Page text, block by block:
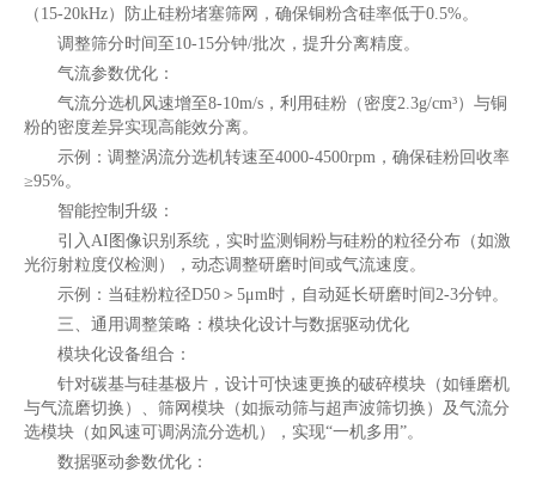
（15-20kHz）防止硅粉堵塞筛网，确保铜粉含硅率低于0.5%。
调整筛分时间至10-15分钟/批次，提升分离精度。
气流参数优化：
气流分选机风速增至8-10m/s，利用硅粉（密度2.3g/cm³）与铜
粉的密度差异实现高能效分离。
示例：调整涡流分选机转速至4000-4500rpm，确保硅粉回收率
≥95%。
智能控制升级：
引入AI图像识别系统，实时监测铜粉与硅粉的粒径分布（如激
光衍射粒度仪检测），动态调整研磨时间或气流速度。
示例：当硅粉粒径D50＞5μm时，自动延长研磨时间2-3分钟。
三、通用调整策略：模块化设计与数据驱动优化
模块化设备组合：
针对碳基与硅基极片，设计可快速更换的破碎模块（如锤磨机
与气流磨切换）、筛网模块（如振动筛与超声波筛切换）及气流分
选模块（如风速可调涡流分选机），实现“一机多用”。
数据驱动参数优化：